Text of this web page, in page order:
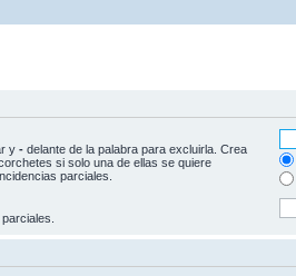
y - delante de la palabra para excluirla. Crea
si solo una de ellas se quiere
parciales.